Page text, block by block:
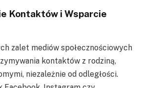
Kontaktów i Wsparcie
zalet mediów społecznościowych
kontaktów z rodziną,
niezależnie od odległości.